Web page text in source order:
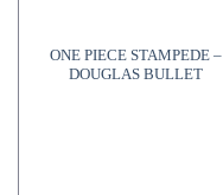
ONE PIECE STAMPEDE –
DOUGLAS BULLET